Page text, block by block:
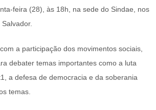
feira (28), às 18h, na sede do Sindae, nos
a participação dos movimentos sociais,
debater temas importantes como a luta
a defesa de democracia e da soberania
temas.